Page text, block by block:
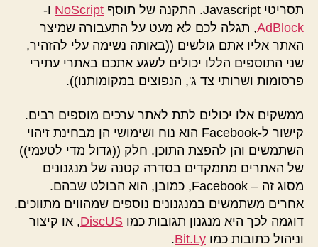
תסריטי Javascript. התקנה של תוסף
NoScript ו-
AdBlock, תגלה לכם לא מעט על התעבורה שמיצר
האתר אליו אתם גולשים ((באותה נשימה עלי להזהיר,
שני התוספים הללו יכולים לשגע אתכם באתרי עתירי
פרסומות ושרותי צד ג', הנפוצים במקומותנו)).
ממשקים אלו יכולים לתת לאתר ערכים מוספים רבים.
קישור ל-Facebook הוא נוח ושימושי הן מבחינת זיהוי
השתמשים והן להפצת התוכן. חלק ((גדול מדי לטעמי))
של האתרים מתמקדים בסדרה קטנה של מנגנונים
מסוג זה – Facebook, כמובן, הוא הבולט שבהם.
אחרים משתמשים במנגנונים נוספים שמהווים מתווכים.
דוגמה לכך היא מנגנון תגובות כמו DiscUS, או קיצור
וניהול כתובות כמו Bit.Ly
.